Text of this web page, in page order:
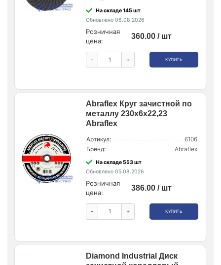
На складе 145 шт
Обновлено 06.08.2026
Розничная
цена:
360.00 / шт
- + КУПИТЬ
Abraflex Круг зачистной по
металлу 230x6x22,23
Abraflex
Артикул:
6106
Бренд:
Abraflex
На складе 553 шт
Обновлено 05.08.2026
Розничная
цена:
386.00 / шт
- + КУПИТЬ
Diamond Industrial Диск